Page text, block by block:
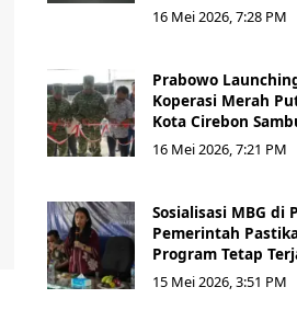
16 Mei 2026, 7:28 PM
Prabowo
Koperasi Merah
Kota Cirebon
16 Mei 2026, 7:21 PM
Sosialisasi MBG di
Pemerintah
Program Tetap
15 Mei 2026, 3:51 PM